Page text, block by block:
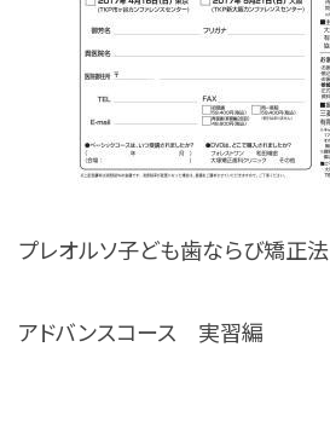
プレオルソ子ども歯ならび矯正法
アドバンスコース 実習編